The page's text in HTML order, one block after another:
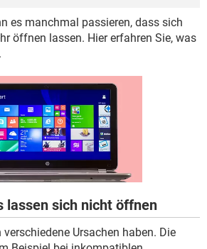
TIKTOK
HARDWARE
INSTAGRAM
HARDWARE
STREAMING
IOS
TIKTOK
HARDWARE
es manchmal passieren, dass sich
öffnen lassen. Hier erfahren Sie, was
lassen sich nicht öffnen
Ursachen haben. Die